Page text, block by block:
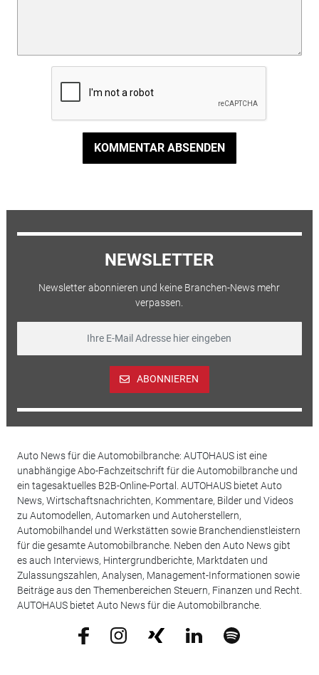
KOMMENTAR ABSENDEN
NEWSLETTER
Newsletter abonnieren und keine Branchen-News mehr
verpassen.
ABONNIEREN
Auto News für die Automobilbranche: AUTOHAUS ist eine
unabhängige Abo-Fachzeitschrift für die Automobilbranche und
ein tagesaktuelles B2B-Online-Portal. AUTOHAUS bietet Auto
News, Wirtschaftsnachrichten, Kommentare, Bilder und Videos
zu Automodellen, Automarken und Autoherstellern,
Automobilhandel und Werkstätten sowie Branchendienstleistern
für die gesamte Automobilbranche. Neben den Auto News gibt
es auch Interviews, Hintergrundberichte, Marktdaten und
Zulassungszahlen, Analysen, Management-Informationen sowie
Beiträge aus den Themenbereichen Steuern, Finanzen und Recht.
AUTOHAUS bietet Auto News für die Automobilbranche.